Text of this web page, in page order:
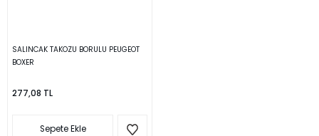
SALINCAK TAKOZU BORULU PEUGEOT
BOXER
277,08 TL
Sepete Ekle